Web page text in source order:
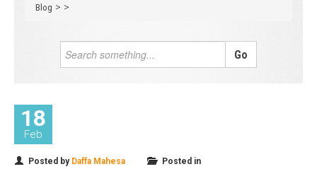
Blog > >
18
Feb
Posted by Daffa Mahesa
Posted in